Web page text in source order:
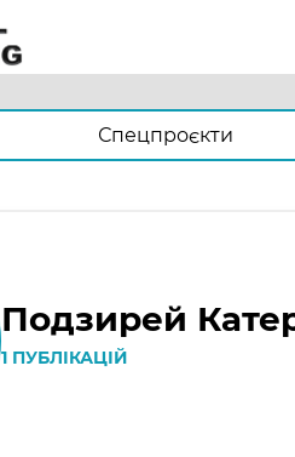
Спецпроєкти
Подзирей
1 ПУБЛІКАЦІЙ